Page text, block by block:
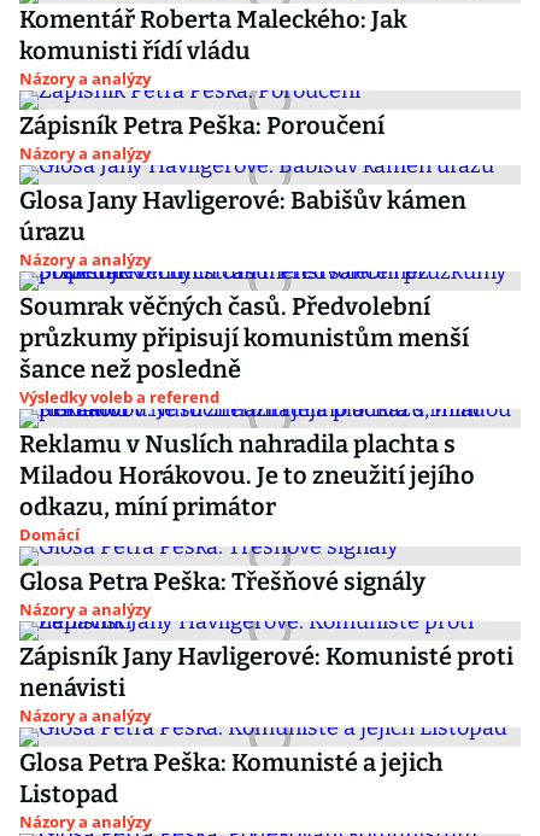
Komentář Roberta Maleckého: Jak
komunisti řídí vládu
Názory a analýzy
Zápisník Petra Peška: Poroučení
Názory a analýzy
Glosa Jany Havligerové: Babišův kámen
úrazu
Názory a analýzy
Soumrak věčných časů. Předvolební
průzkumy připisují komunistům menší
šance než posledně
Výsledky voleb a referend
Reklamu v Nuslích nahradila plachta s
Miladou Horákovou. Je to zneužití jejího
odkazu, míní primátor
Domácí
Glosa Petra Peška: Třešňové signály
Názory a analýzy
Zápisník Jany Havligerové: Komunisté proti
nenávisti
Názory a analýzy
Glosa Petra Peška: Komunisté a jejich
Listopad
Názory a analýzy